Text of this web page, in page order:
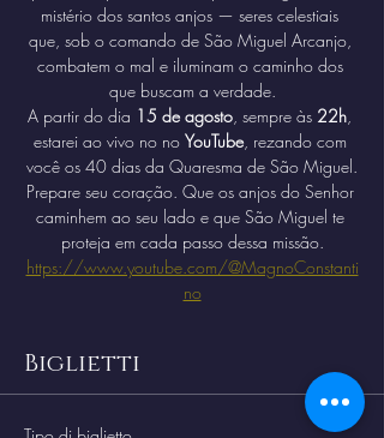
mistério dos santos anjos — seres celestiais
que, sob o comando de São Miguel Arcanjo,
combatem o mal e iluminam o caminho dos
que buscam a verdade.
A partir do dia 15 de agosto, sempre às 22h,
estarei ao vivo no no YouTube, rezando com
você os 40 dias da Quaresma de São Miguel.
Prepare seu coração. Que os anjos do Senhor
caminhem ao seu lado e que São Miguel te
proteja em cada passo dessa missão.
https://www.youtube.com/@MagnoConstanti
no
Biglietti